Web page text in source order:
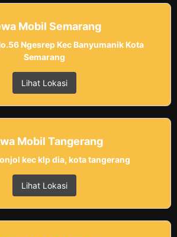
Mobil Semarang
Ngesrep Kec Banyumanik Kota
Semarang
Lihat Lokasi
Mobil Tangerang
kec klp dia, kota tangerang
Lihat Lokasi